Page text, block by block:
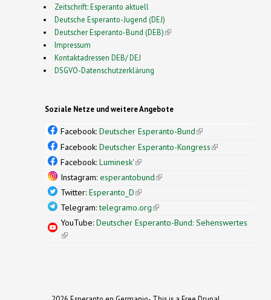
Zeitschrift: Esperanto aktuell
Deutsche Esperanto-Jugend (DEJ)
Deutscher Esperanto-Bund (DEB)(link is external)
Impressum
Kontaktadressen DEB/ DEJ
DSGVO-Datenschutzerklärung
Soziale Netze und weitere Angebote
Facebook: Deutscher Esperanto-Bund(link is
external)
Facebook: Deutscher Esperanto-Kongress(link is
Facebook: Luminesk'(link is external)
Instagram: esperantobund(link is external)
Twitter: Esperanto_D(link is external)
Telegram:telegramo.org(link is external)
YouTube: Deutscher Esperanto-Bund: Sehenswertes
(link is external)